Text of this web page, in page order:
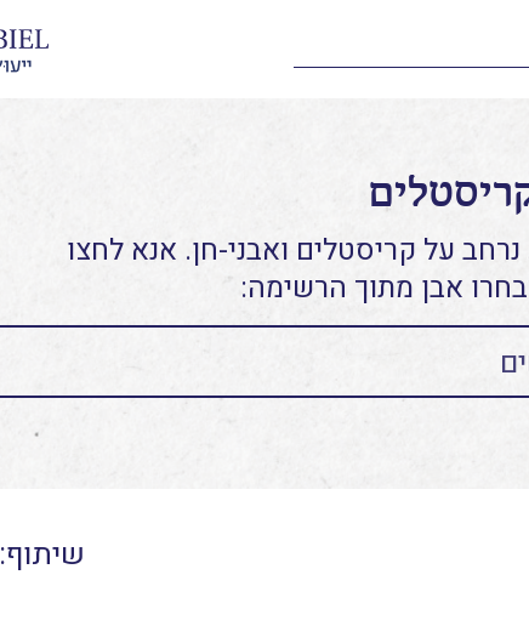
על קריסטלים ואבני-חן. אנא לחצו
אבן מתוך הרשימה:
שיתוף: